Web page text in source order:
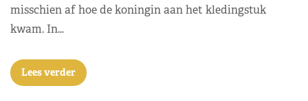
misschien af hoe de koningin aan het kledingstuk
kwam. In…
Lees verder